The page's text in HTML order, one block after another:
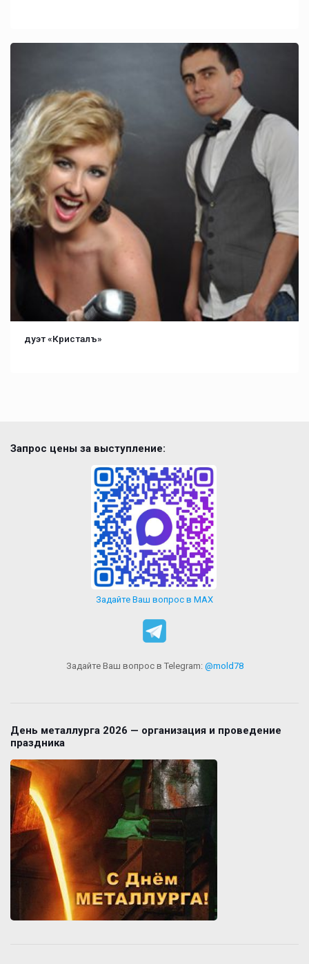
дуэт «Кристалъ»
Запрос цены за выступление:
Задайте Ваш вопрос в MAX
Задайте Ваш вопрос в Telegram: @mold78
День металлурга 2026 — организация и проведение
праздника